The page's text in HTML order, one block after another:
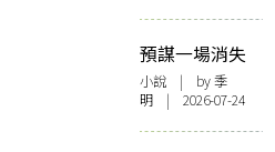
預謀一場消失
小說 | by 季
明 | 2026-07-24